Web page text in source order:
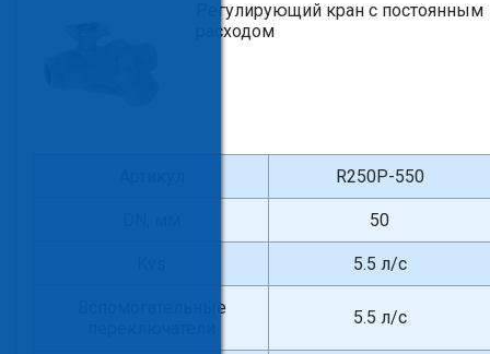
Регулирующий кран с постоянным
расходом
R250P-550
50
5.5 л/с
Вспомогательные
5.5 л/с